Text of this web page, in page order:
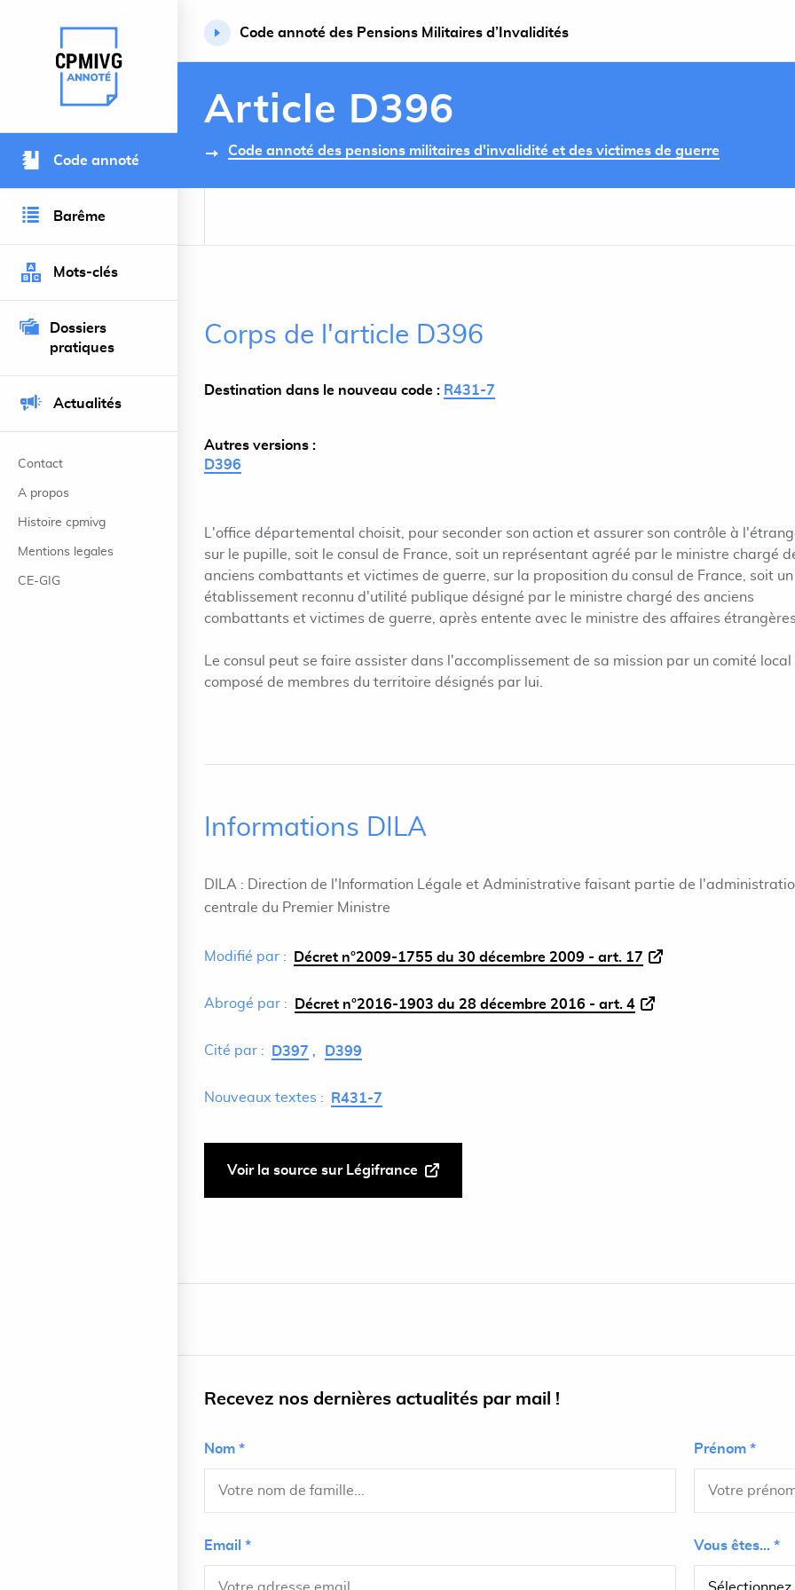
Retour à l’accueil du site
Code annoté
Barême
Mots-clés
Dossiers
pratiques
Actualités
Contact
A propos
Histoire cpmivg
Mentions legales
CE-GIG
Code annoté des Pensions Militaires d’Invalidités
Article D396
Code annoté des pensions militaires d'invalidité et des victimes de guerre
Corps de l'article D396
Destination dans le nouveau code : R431-7
Autres versions :
D396
L'office départemental choisit, pour seconder son action et assurer son contrôle à
sur le pupille, soit le consul de France, soit un représentant agréé par le ministre chargé
anciens combattants et victimes de guerre, sur la proposition du consul de France, soit un
établissement reconnu d'utilité publique désigné par le ministre chargé des anciens
combattants et victimes de guerre, après entente avec le ministre des affaires
Le consul peut se faire assister dans l'accomplissement de sa mission par un comité local
composé de membres du territoire désignés par lui.
Informations DILA
DILA : Direction de l'Information Légale et Administrative faisant partie de
centrale du Premier Ministre
Modifié par : Décret n°2009-1755 du 30 décembre 2009 - art. 17
Abrogé par : Décret n°2016-1903 du 28 décembre 2016 - art. 4
Cité par : D397 D399
Nouveaux textes : R431-7
Voir la source sur Légifrance
Recevez nos dernières actualités par mail !
Nom * Prénom *
Email * Vous êtes... *